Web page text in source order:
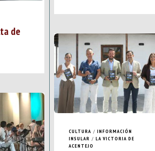
de
CULTURA / INFORMACIÓN
INSULAR / LA VICTORIA DE
ACENTEJO